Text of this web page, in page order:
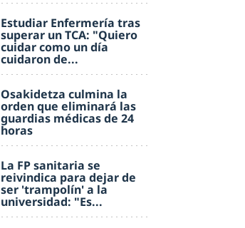
Estudiar Enfermería tras
superar un TCA: "Quiero
cuidar como un día
cuidaron de...
Osakidetza culmina la
orden que eliminará las
guardias médicas de 24
horas
La FP sanitaria se
reivindica para dejar de
ser 'trampolín' a la
universidad: "Es...